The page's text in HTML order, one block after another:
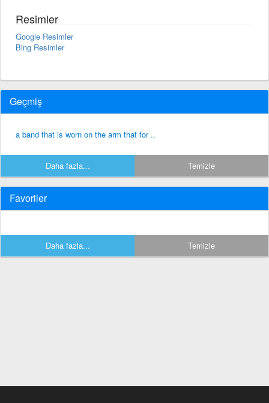
Resimler
Google Resimler
Bing Resimler
Geçmiş
a band that is worn on the arm that for ..
Daha fazla... Temizle
Favoriler
Daha fazla... Temizle